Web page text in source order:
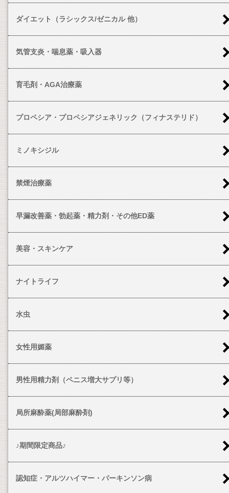
ダイエット（ラシックス/ゼニカル 他）
気管支炎・喘息薬・吸入器
育毛剤・AGA治療薬
プロペシア・プロペシアジェネリック（フィナステリド）
ミノキシジル
禁煙治療薬
早漏改善薬・勃起薬・精力剤・その他ED薬
美容・スキンケア
ナイトライフ
水虫
女性用媚薬
男性用精力剤（ペニス増大サプリ等）
局所麻酔薬(局部麻酔剤)
♪期間限定商品♪
認知症・アルツハイマー・パーキンソン病